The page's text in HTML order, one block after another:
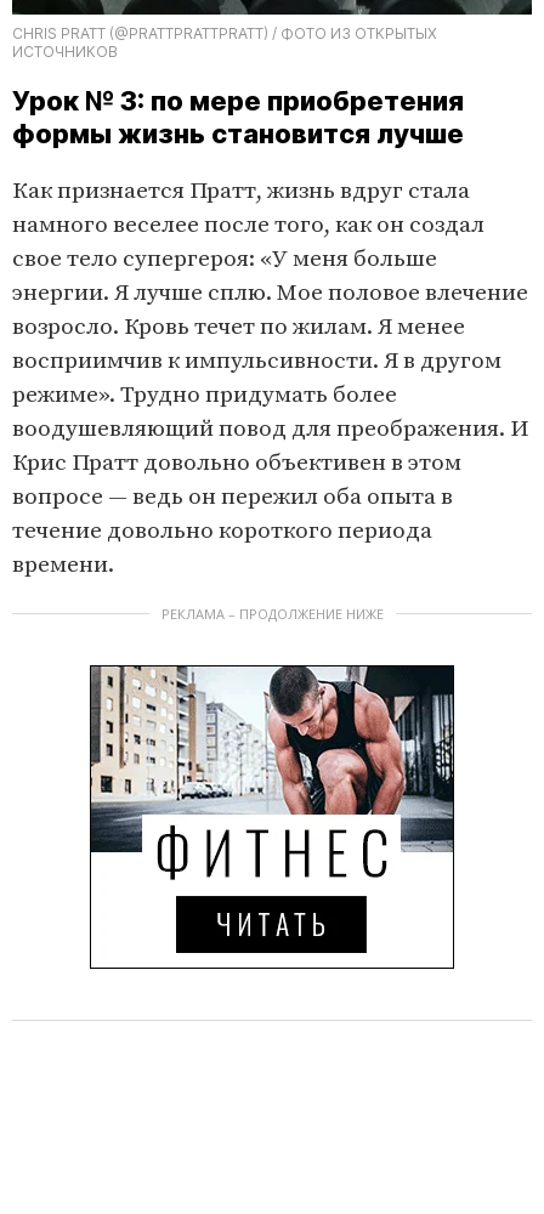
CHRIS PRATT (@PRATTPRATTPRATT) / ФОТО ИЗ ОТКРЫТЫХ
ИСТОЧНИКОВ
Урок № 3: по мере приобретения
формы жизнь становится лучше
Как признается Пратт, жизнь вдруг стала
намного веселее после того, как он создал
свое тело супергероя: «У меня больше
энергии. Я лучше сплю. Мое половое влечение
возросло. Кровь течет по жилам. Я менее
восприимчив к импульсивности. Я в другом
режиме». Трудно придумать более
воодушевляющий повод для преображения. И
Крис Пратт довольно объективен в этом
вопросе — ведь он пережил оба опыта в
течение довольно короткого периода
времени.
РЕКЛАМА – ПРОДОЛЖЕНИЕ НИЖЕ